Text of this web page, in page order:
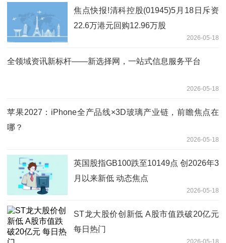
焦点快报!清科控股(01945)5月18日斥资
22.6万港元回购12.96万股
2026-05-18
全领域资讯新标杆——新选择网，一站式信息服务平台
2026-05-18
苹果2027：iPhone全产品线×3D玻璃产业链，前瞻焦点在
哪？
2026-05-18
英国股指GB100跌至10149点 创2026年3
月以来新低 动态焦点
2026-05-18
ST龙大股价创新低 A股市值跌破20亿元
每日热门
2026-05-18